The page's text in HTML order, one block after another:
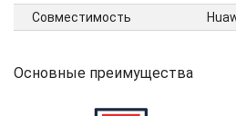
Совместимость
Основные преимущества